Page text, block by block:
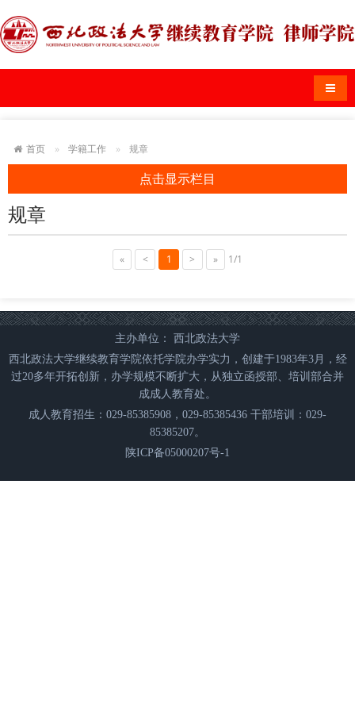
导航
首页 学籍工作 规章
点击显示栏目
规章
« < 1 > » 1/1
主办单位： 西北政法大学
西北政法大学继续教育学院依托学院办学实力，创建于1983年3月，经
过20多年开拓创新，办学规模不断扩大，从独立函授部、培训部合并
成成人教育处。
成人教育招生：029-85385908，029-85385436 干部培训：029-
85385207。
陕ICP备05000207号-1